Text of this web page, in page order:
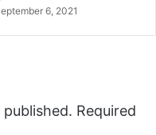
6, 2021
Required